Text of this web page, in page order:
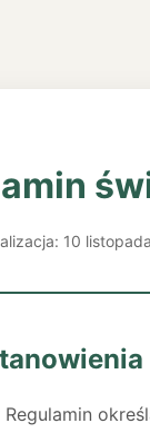
10
Regulamin